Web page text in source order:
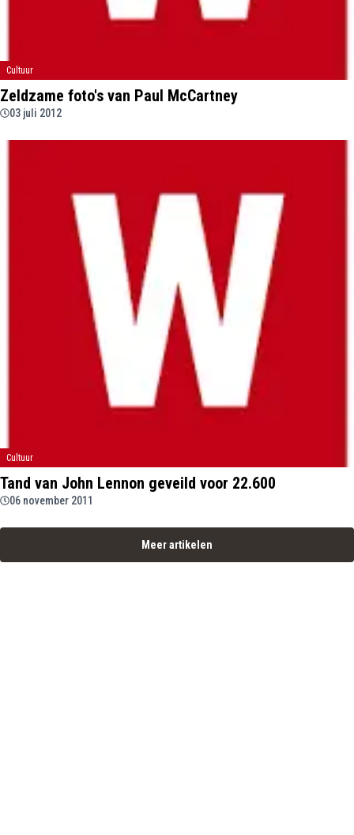
Cultuur
Zeldzame foto's van Paul McCartney
03 juli 2012
Cultuur
Tand van John Lennon geveild voor 22.600
06 november 2011
Meer artikelen